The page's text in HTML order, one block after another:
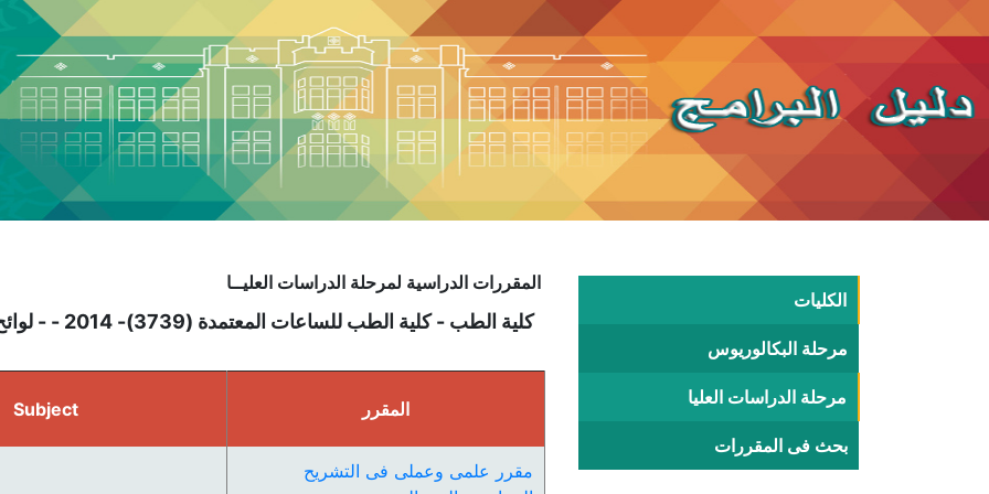
الكليات
مرحلة البكالوريوس
مرحلة الدراسات العليا
بحث فى المقررات
المقررات الدراسية لمرحلة الدراسات العليــا
كلية الطب - كلية الطب للساعات المعتمدة (3739)- 2014 - - لوائح قديمة - دكتور فى جراحة القلب و الصدر
المقرر Subject
مقرر علمى وعملى فى التشريح